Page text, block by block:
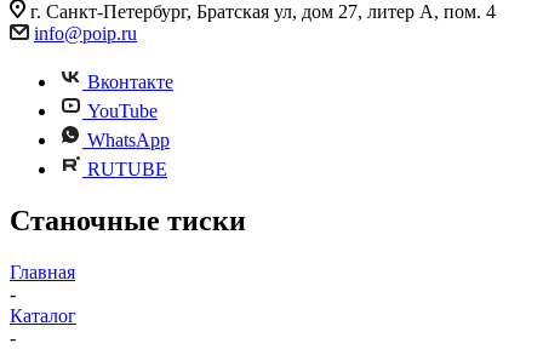
г. Санкт-Петербург, Братская ул, дом 27, литер А, пом. 4
info@poip.ru
Вконтакте
YouTube
WhatsApp
RUTUBE
Станочные тиски
Главная
-
Каталог
-